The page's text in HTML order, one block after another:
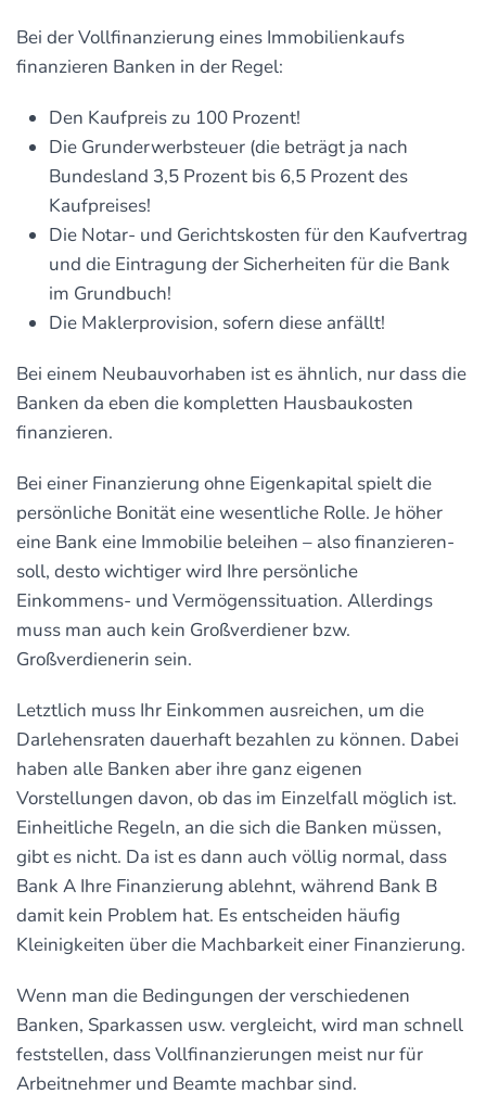
Bei der Vollfinanzierung eines Immobilienkaufs
finanzieren Banken in der Regel:
Den Kaufpreis zu 100 Prozent!
Die Grunderwerbsteuer (die beträgt ja nach
Bundesland 3,5 Prozent bis 6,5 Prozent des
Kaufpreises!
Die Notar- und Gerichtskosten für den Kaufvertrag
und die Eintragung der Sicherheiten für die Bank
im Grundbuch!
Die Maklerprovision, sofern diese anfällt!
Bei einem Neubauvorhaben ist es ähnlich, nur dass die
Banken da eben die kompletten Hausbaukosten
finanzieren.
Bei einer Finanzierung ohne Eigenkapital spielt die
persönliche Bonität eine wesentliche Rolle. Je höher
eine Bank eine Immobilie beleihen – also finanzieren-
soll, desto wichtiger wird Ihre persönliche
Einkommens- und Vermögenssituation. Allerdings
muss man auch kein Großverdiener bzw.
Großverdienerin sein.
Letztlich muss Ihr Einkommen ausreichen, um die
Darlehensraten dauerhaft bezahlen zu können. Dabei
haben alle Banken aber ihre ganz eigenen
Vorstellungen davon, ob das im Einzelfall möglich ist.
Einheitliche Regeln, an die sich die Banken müssen,
gibt es nicht. Da ist es dann auch völlig normal, dass
Bank A Ihre Finanzierung ablehnt, während Bank B
damit kein Problem hat. Es entscheiden häufig
Kleinigkeiten über die Machbarkeit einer Finanzierung.
Wenn man die Bedingungen der verschiedenen
Banken, Sparkassen usw. vergleicht, wird man schnell
feststellen, dass Vollfinanzierungen meist nur für
Arbeitnehmer und Beamte machbar sind.